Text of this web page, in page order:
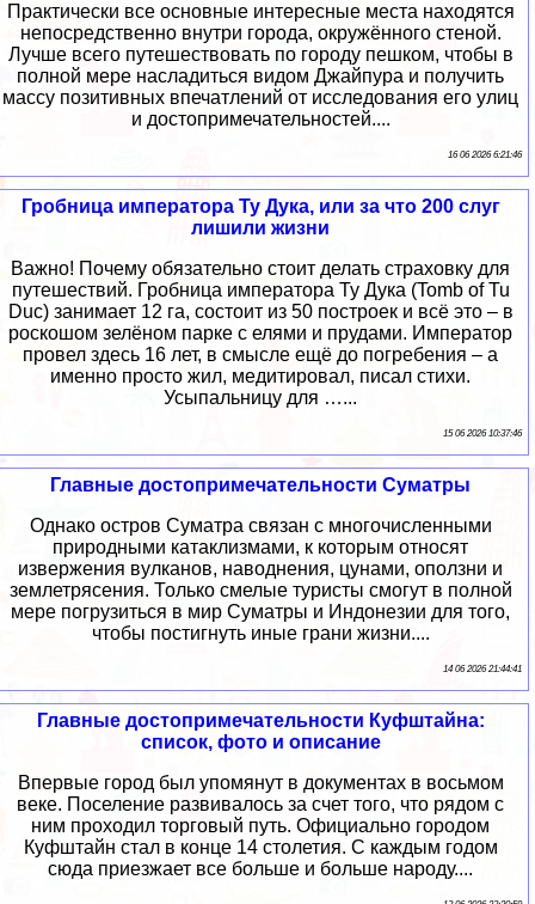
Практически все основные интересные места находятся
непосредственно внутри города, окружённого стеной.
Лучше всего путешествовать по городу пешком, чтобы в
полной мере насладиться видом Джайпура и получить
массу позитивных впечатлений от исследования его улиц
и достопримечательностей....
16 06 2026 6:21:46
Гробница императора Ту Дука, или за что 200 слуг
лишили жизни
Важно! Почему обязательно стоит делать страховку для
путешествий. Гробница императора Ту Дука (Tomb of Tu
Duc) занимает 12 га, состоит из 50 построек и всё это – в
роскошом зелёном парке с елями и прудами. Император
провел здесь 16 лет, в смысле ещё до погребения – а
именно просто жил, медитировал, писал стихи.
Усыпальницу для …...
15 06 2026 10:37:46
Главные достопримечательности Суматры
Однако остров Суматра связан с многочисленными
природными катаклизмами, к которым относят
извержения вулканов, наводнения, цунами, оползни и
землетрясения. Только смелые туристы смогут в полной
мере погрузиться в мир Суматры и Индонезии для того,
чтобы постигнуть иные грани жизни....
14 06 2026 21:44:41
Главные достопримечательности Куфштайна:
список, фото и описание
Впервые город был упомянут в документах в восьмом
веке. Поселение развивалось за счет того, что рядом с
ним проходил торговый путь. Официально городом
Куфштайн стал в конце 14 столетия. С каждым годом
сюда приезжает все больше и больше народу....